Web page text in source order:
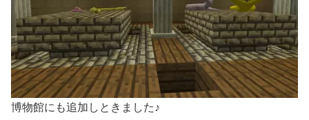
博物館にも追加しときました♪